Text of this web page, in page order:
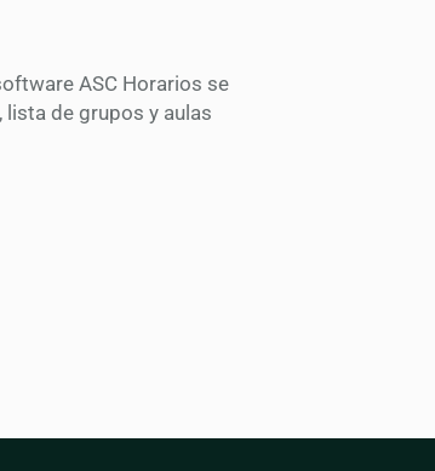
ASC Horarios se
de grupos y aulas